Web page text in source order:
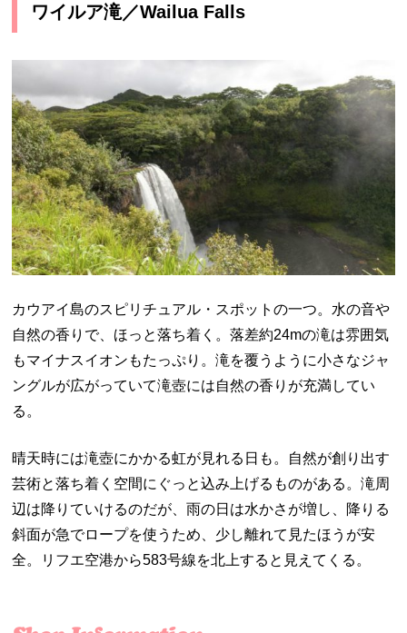
ワイルア滝／Wailua Falls
カウアイ島のスピリチュアル・スポットの一つ。水の音や
自然の香りで、ほっと落ち着く。落差約24mの滝は雰囲気
もマイナスイオンもたっぷり。滝を覆うように小さなジャ
ングルが広がっていて滝壺には自然の香りが充満してい
る。
晴天時には滝壺にかかる虹が見れる日も。自然が創り出す
芸術と落ち着く空間にぐっと込み上げるものがある。滝周
辺は降りていけるのだが、雨の日は水かさが増し、降りる
斜面が急でロープを使うため、少し離れて見たほうが安
全。リフエ空港から583号線を北上すると見えてくる。